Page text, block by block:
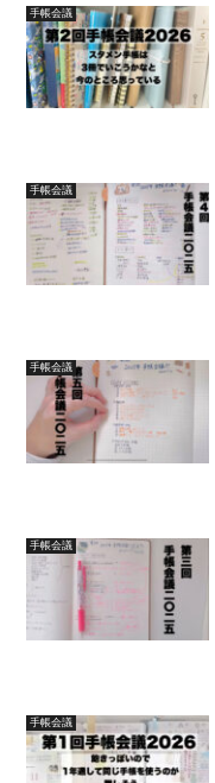
手帳会議
手帳会議
手帳会議
手帳会議
手帳会議